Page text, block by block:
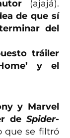
(ajajá).
de que sí
del
y Marvel
de Spider-
que se filtró